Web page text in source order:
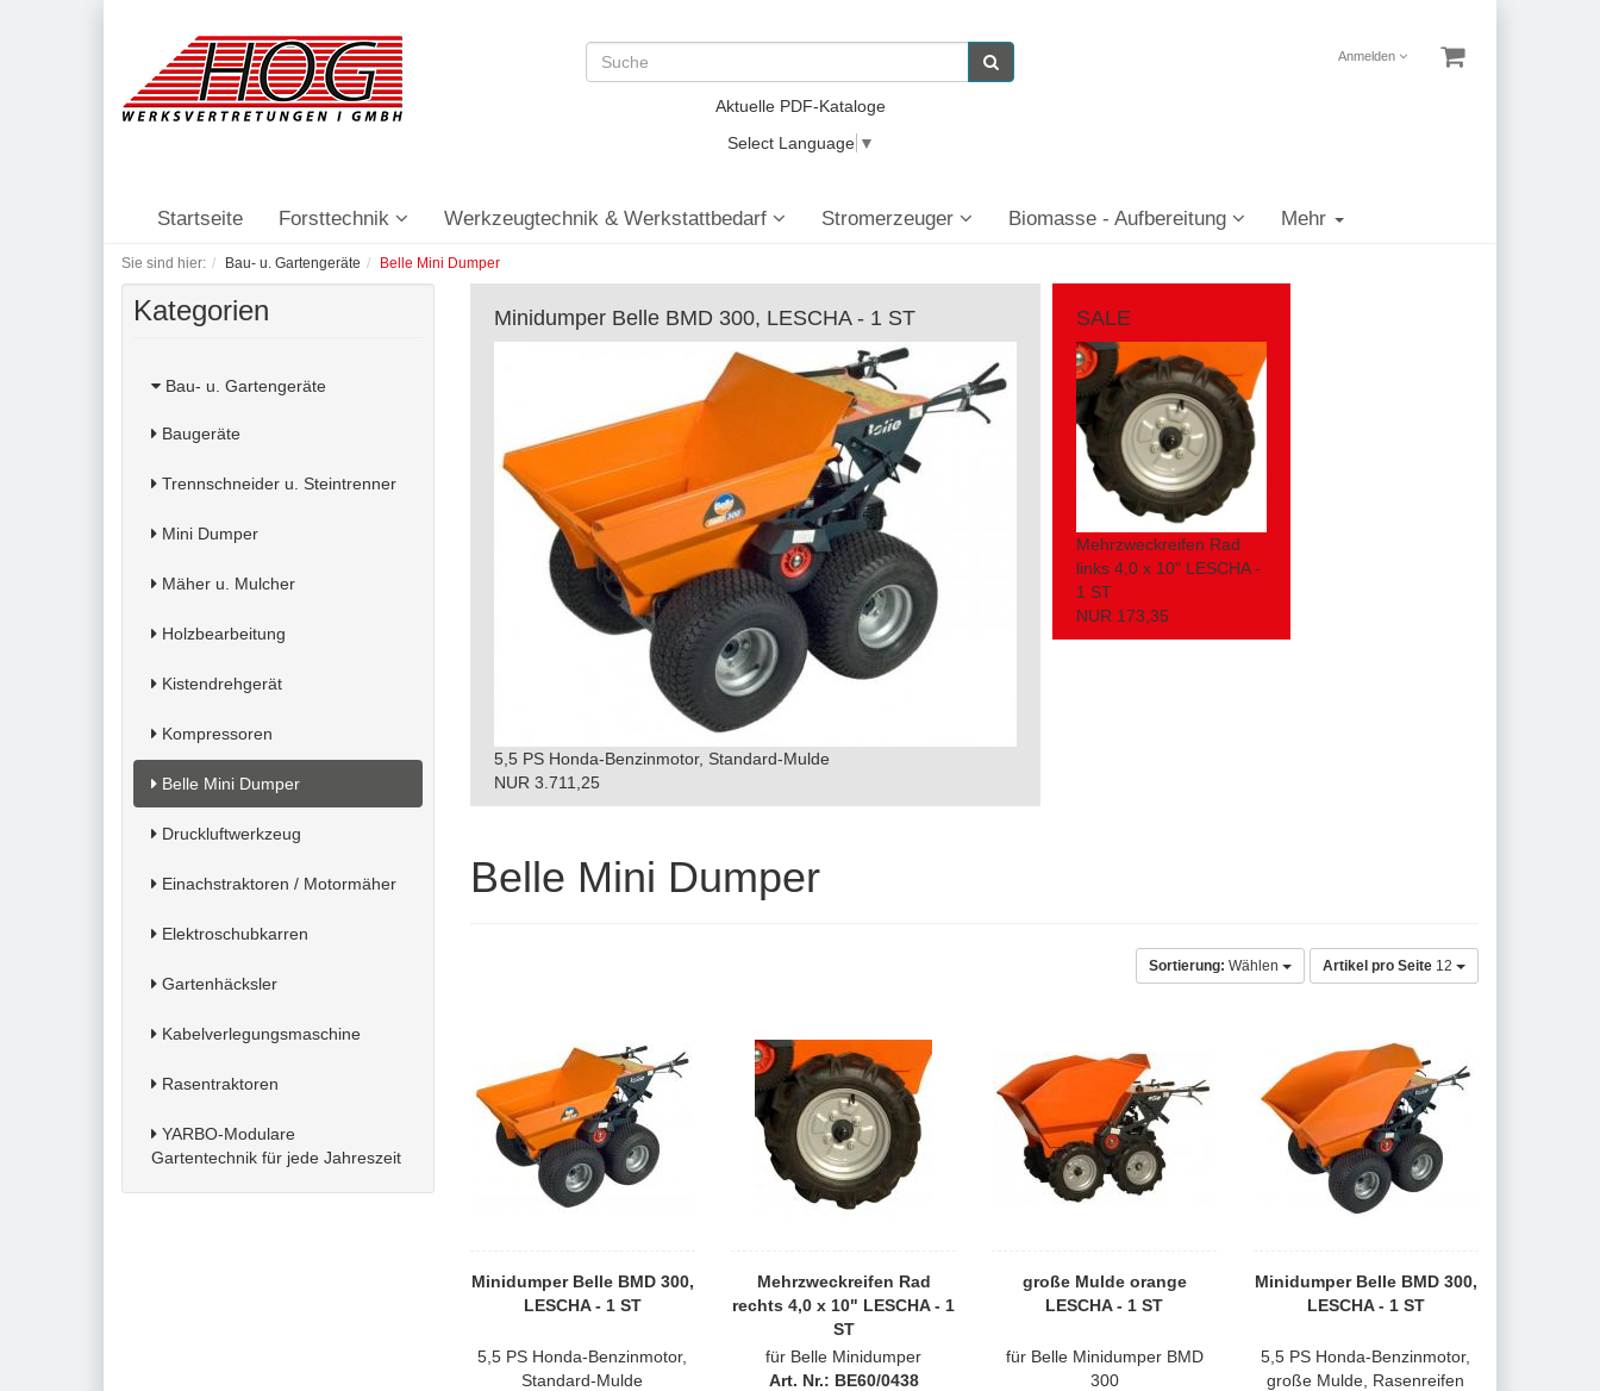
Anmelden
Aktuelle PDF-Kataloge
Select Language ▼
Startseite Forsttechnik Werkzeugtechnik & Werkstattbedarf Stromerzeuger Biomasse - Aufbereitung Mehr
Sie sind hier: Bau- u. Gartengeräte Belle Mini Dumper
Kategorien
Bau- u. Gartengeräte
Baugeräte
Trennschneider u. Steintrenner
Mini Dumper
Mäher u. Mulcher
Holzbearbeitung
Kistendrehgerät
Kompressoren
Belle Mini Dumper
Druckluftwerkzeug
Einachstraktoren / Motormäher
Elektroschubkarren
Gartenhäcksler
Kabelverlegungsmaschine
Rasentraktoren
YARBO-Modulare
Gartentechnik für jede Jahreszeit
Minidumper Belle BMD 300, LESCHA - 1 ST
5,5 PS Honda-Benzinmotor, Standard-Mulde
NUR 3.711,25
SALE
Mehrzweckreifen Rad
links 4,0 x 10" LESCHA -
1 ST
NUR 173,35
Belle Mini Dumper
Sortierung: Wählen Artikel pro Seite 12
Minidumper Belle BMD 300,
LESCHA - 1 ST
5,5 PS Honda-Benzinmotor,
Standard-Mulde
Mehrzweckreifen Rad
rechts 4,0 x 10" LESCHA - 1
ST
für Belle Minidumper
Art. Nr.: BE60/0438
große Mulde orange
LESCHA - 1 ST
für Belle Minidumper BMD
300
Minidumper Belle BMD 300,
LESCHA - 1 ST
5,5 PS Honda-Benzinmotor,
große Mulde, Rasenreifen